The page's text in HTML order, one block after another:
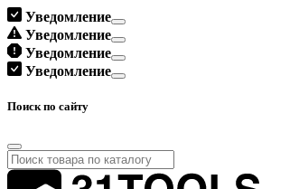
Уведомление
Уведомление
Уведомление
Уведомление
Поиск по сайту